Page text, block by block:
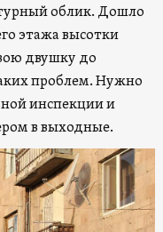
облик. Дошло
этажа высотки
двушку до
проблем. Нужно
инспекции и
в выходные.